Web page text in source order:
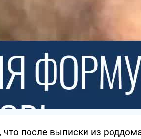
что после выписки из